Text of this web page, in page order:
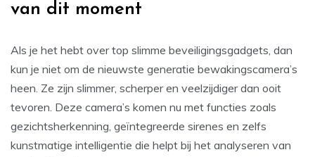
van dit moment
Als je het hebt over top slimme beveiligingsgadgets, dan
kun je niet om de nieuwste generatie bewakingscamera’s
heen. Ze zijn slimmer, scherper en veelzijdiger dan ooit
tevoren. Deze camera’s komen nu met functies zoals
gezichtsherkenning, geïntegreerde sirenes en zelfs
kunstmatige intelligentie die helpt bij het analyseren van